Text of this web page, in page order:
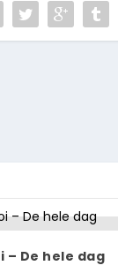
– De hele dag